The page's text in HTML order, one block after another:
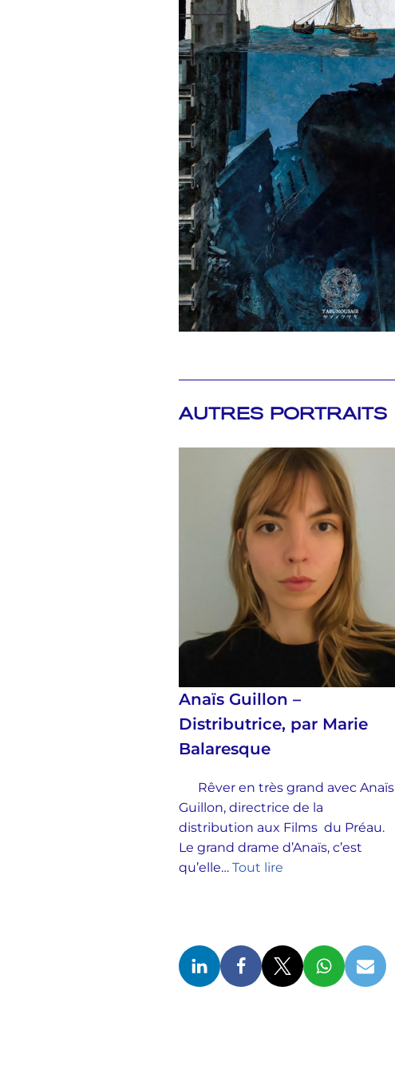
AUTRES PORTRAITS
Anaïs Guillon –
Distributrice, par Marie
Balaresque
Rêver en très grand avec Anaïs
Guillon, directrice de la
distribution aux Films du Préau.
Le grand drame d’Anaïs, c’est
qu’elle… Tout lire